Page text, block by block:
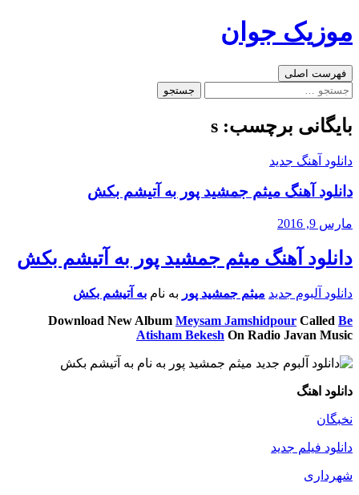
به
موزیک جوان
جست‌وجو
فهرست اصلی
جستجو
بایگانی برچسب: s
دانلود آهنگ جدید
دانلود آهنگ میثم جمشید پور به آتیشم بکش
مارس 9, 2016
دانلود آهنگ میثم جمشید پور به آتیشم بکش
دانلود آلبوم جدید میثم جمشید پور به نام به آتیشم بکش
Download New Album Meysam Jamshidpour Called Be
Atisham Bekesh On Radio Javan Music
دانلود اهنگ
نخبگان
دانلود فیلم جدید
شهرداری